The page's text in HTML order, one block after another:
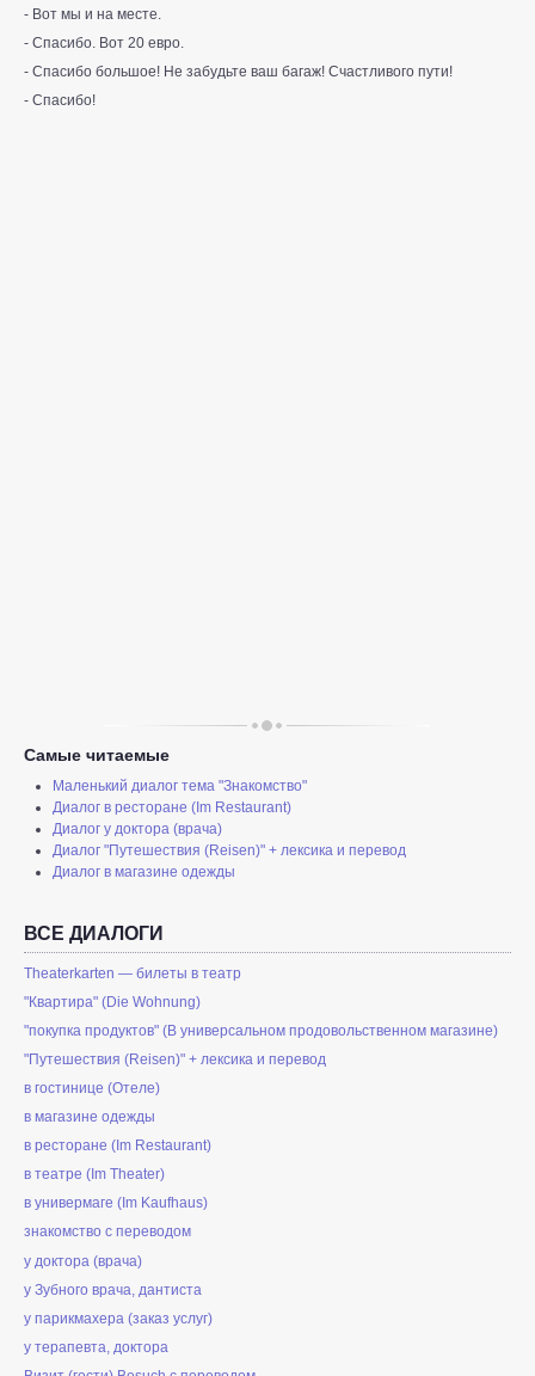
- Вот мы и на месте.
- Спасибо. Вот 20 евро.
- Спасибо большое! Не забудьте ваш багаж! Счастливого пути!
- Спасибо!
Самые читаемые
Маленький диалог тема "Знакомство"
Диалог в ресторане (Im Restaurant)
Диалог у доктора (врача)
Диалог "Путешествия (Reisen)" + лексика и перевод
Диалог в магазине одежды
ВСЕ ДИАЛОГИ
Theaterkarten — билеты в театр
"Квартира" (Die Wohnung)
"покупка продуктов" (В универсальном продовольственном магазине)
"Путешествия (Reisen)" + лексика и перевод
в гостинице (Отеле)
в магазине одежды
в ресторане (Im Restaurant)
в театре (Im Theater)
в универмаге (Im Kaufhaus)
знакомство с переводом
у доктора (врача)
у Зубного врача, дантиста
у парикмахера (заказ услуг)
у терапевта, доктора